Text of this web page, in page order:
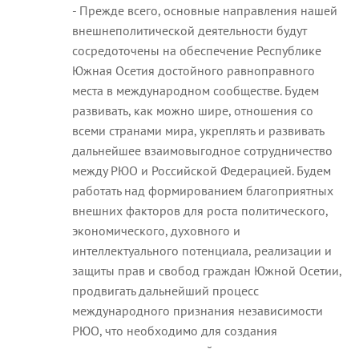
- Прежде всего, основные направления нашей
внешнеполитической деятельности будут
сосредоточены на обеспечение Республике
Южная Осетия достойного равноправного
места в международном сообществе. Будем
развивать, как можно шире, отношения со
всеми странами мира, укреплять и развивать
дальнейшее взаимовыгодное сотрудничество
между РЮО и Российской Федерацией. Будем
работать над формированием благоприятных
внешних факторов для роста политического,
экономического, духовного и
интеллектуального потенциала, реализации и
защиты прав и свобод граждан Южной Осетии,
продвигать дальнейший процесс
международного признания независимости
РЮО, что необходимо для создания